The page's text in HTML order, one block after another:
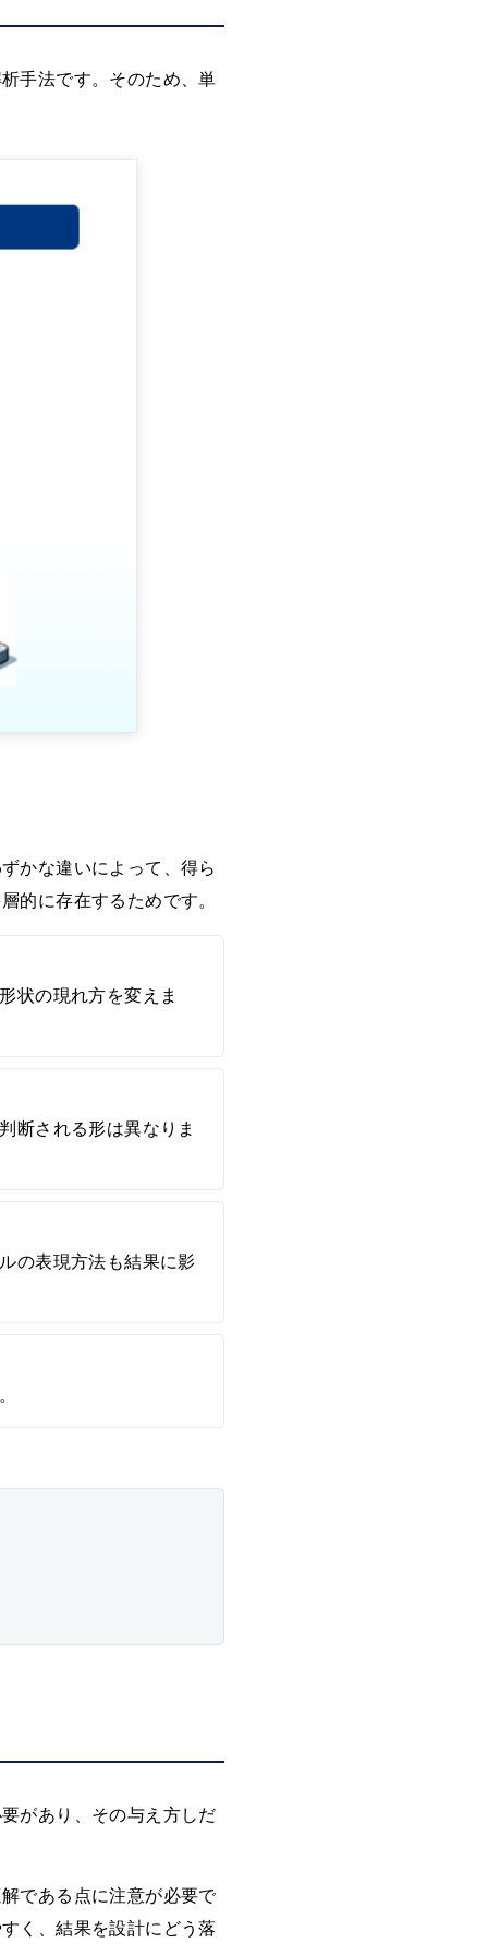
手法です。そのため、単
かな違いによって、得ら
的に存在するためです。
状の現れ方を変えま
断される形は異なりま
の表現方法も結果に影
があり、その与え方しだ
である点に注意が必要で
く、結果を設計にどう落